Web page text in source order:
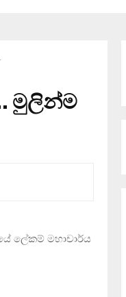
මුලින්ම
ලේකම් මහාචාර්ය